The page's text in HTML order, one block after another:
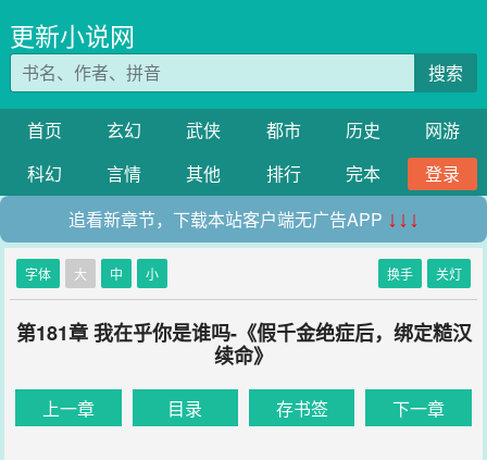
更新小说网
搜索
首页 玄幻 武侠 都市 历史
网游
科幻
言情 其他 排行 完本
登录
追看新章节，下载本站客户端无广告APP ↓↓↓
字体 大 中 小 换手 关灯
第181章 我在乎你是谁吗-《假千金绝症后，绑定糙汉
续命》
上一章 目录 存书签 下一章